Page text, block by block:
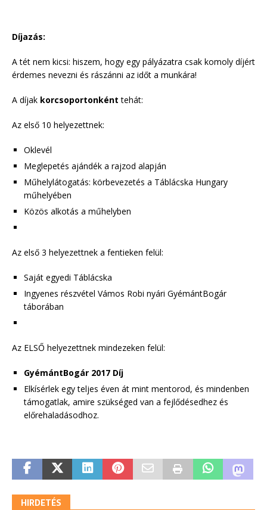
Díjazás:
A tét nem kicsi: hiszem, hogy egy pályázatra csak komoly díjért
érdemes nevezni és rászánni az időt a munkára!
A díjak korcsoportonként tehát:
Az első 10 helyezettnek:
Oklevél
Meglepetés ajándék a rajzod alapján
Műhelylátogatás: körbevezetés a Táblácska Hungary
műhelyében
Közös alkotás a műhelyben
Az első 3 helyezettnek a fentieken felül:
Saját egyedi Táblácska
Ingyenes részvétel Vámos Robi nyári GyémántBogár
táborában
Az ELSŐ helyezettnek mindezeken felül:
GyémántBogár 2017 Díj
Elkísérlek egy teljes éven át mint mentorod, és mindenben
támogatlak, amire szükséged van a fejlődésedhez és
előrehaladásodhoz.
HIRDETÉS